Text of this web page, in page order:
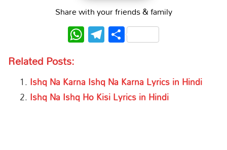
Share with your friends & family
WhatsApp
Telegram
Share
Related Posts:
Ishq Na Karna Ishq Na Karna Lyrics in Hindi
Ishq Na Ishq Ho Kisi Lyrics in Hindi